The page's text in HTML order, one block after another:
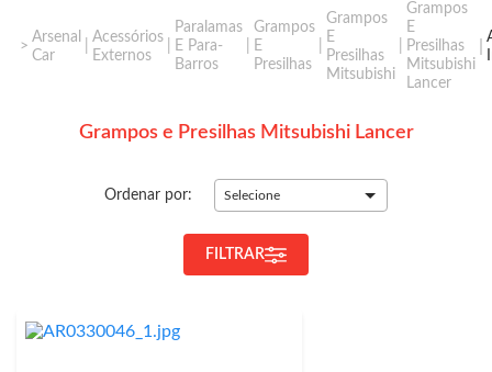
Arsenal
Car
Acessórios
Externos
Paralamas
E Para-
Barros
Grampos
E
Presilhas
Grampos
E
Presilhas
Mitsubishi
Grampos
E
Presilhas
Mitsubishi
Lancer
Grampos e Presilhas Mitsubishi Lancer
Ordenar por: Selecione
FILTRAR